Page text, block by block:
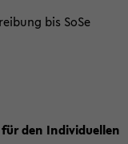
bis SoSe
den Individuellen